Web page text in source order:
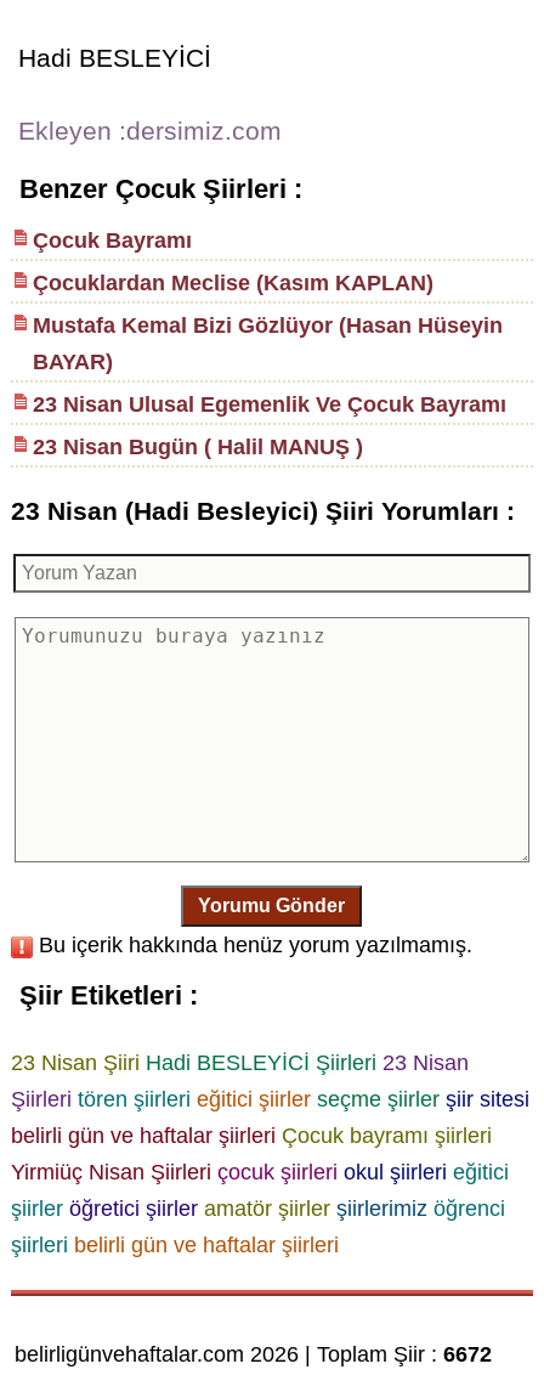
Hadi BESLEYİCİ
Ekleyen :dersimiz.com
Benzer Çocuk Şiirleri :
Çocuk Bayramı
Çocuklardan Meclise (Kasım KAPLAN)
Mustafa Kemal Bizi Gözlüyor (Hasan Hüseyin
BAYAR)
23 Nisan Ulusal Egemenlik Ve Çocuk Bayramı
23 Nisan Bugün ( Halil MANUŞ )
23 Nisan (Hadi Besleyici) Şiiri Yorumları :
Yorumu Gönder
Bu içerik hakkında henüz yorum yazılmamış.
Şiir Etiketleri :
23 Nisan Şiiri Hadi BESLEYİCİ Şiirleri 23 Nisan
Şiirleri tören şiirleri eğitici şiirler seçme şiirler şiir sitesi
belirli gün ve haftalar şiirleri Çocuk bayramı şiirleri
Yirmiüç Nisan Şiirleri çocuk şiirleri okul şiirleri eğitici
şiirler öğretici şiirler amatör şiirler şiirlerimiz öğrenci
şiirleri belirli gün ve haftalar şiirleri
belirligünvehaftalar.com 2026 | Toplam Şiir :6672